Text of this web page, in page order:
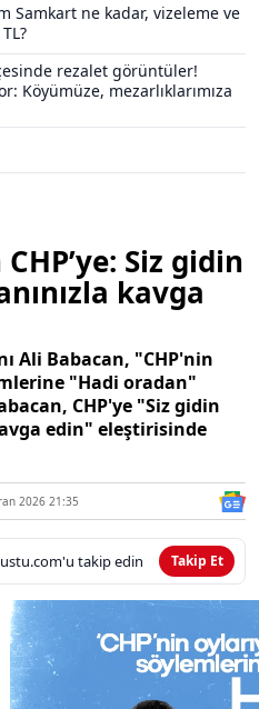
Samkart ne kadar, vizeleme ve
rezalet görüntüler!
Köyümüze, mezarlıklarımıza
Siz gidin
kavga
Ali Babacan, "CHP'nin
"Hadi oradan"
CHP'ye "Siz gidin
edin" eleştirisinde
2026 21:35
takip edin Takip Et